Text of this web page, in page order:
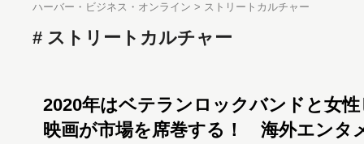
ハーバー・ビジネス・オンライン ストリートカルチャー
ストリートカルチャー
2020年はベテランロックバンドと女
映画が市場を席巻する！ 海外エンタ